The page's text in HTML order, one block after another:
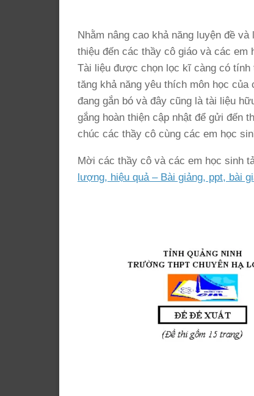
Nhằm nâng cao khả năng luyện đề
thiệu đến các thầy cô giáo và các em
Tài liệu được chọn lọc kĩ càng có
tăng khả năng yêu thích môn học
đang gắn bó và đây cũng là tài liệu
gắng hoàn thiện cập nhật để gửi đến
chúc các thầy cô cùng các em học
Mời các thầy cô và các em học sinh
lượng, hiệu quả – Bài giảng, ppt, bài